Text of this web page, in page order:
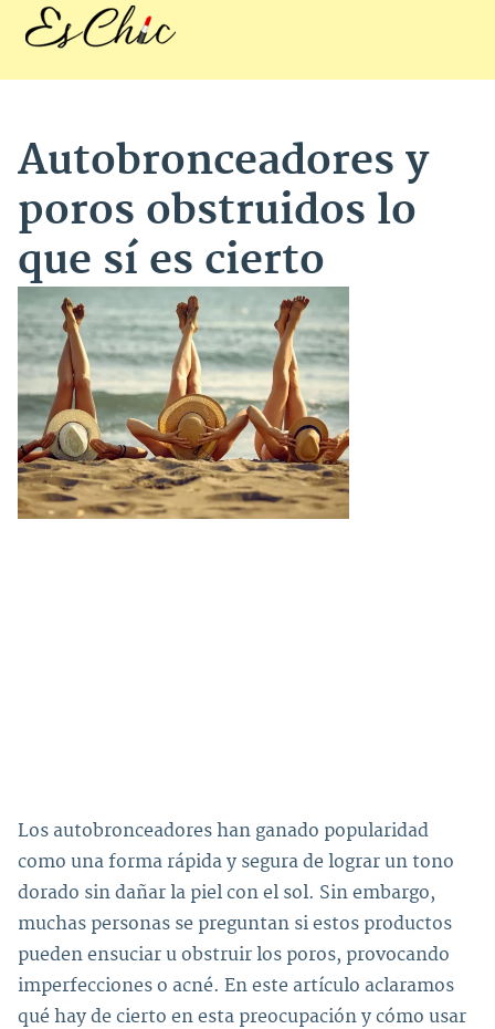
Autobronceadores y
poros obstruidos lo
que sí es cierto
Los autobronceadores han ganado popularidad
como una forma rápida y segura de lograr un tono
dorado sin dañar la piel con el sol. Sin embargo,
muchas personas se preguntan si estos productos
pueden ensuciar u obstruir los poros, provocando
imperfecciones o acné. En este artículo aclaramos
qué hay de cierto en esta preocupación y cómo usar